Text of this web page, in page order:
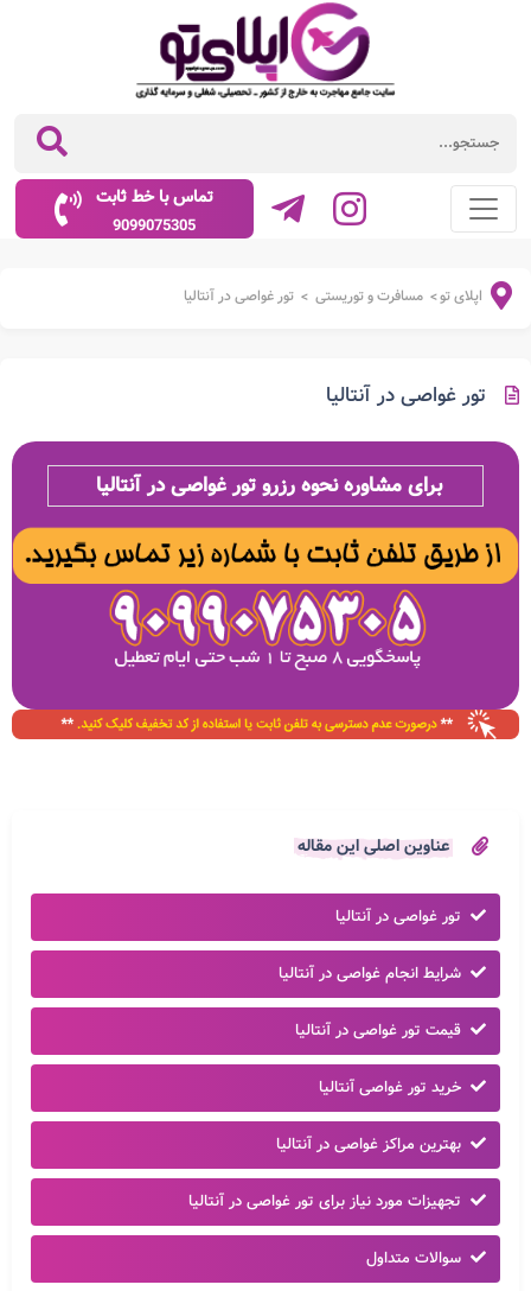
تماس با خط ثابت
9099075305
اپلای تو> مسافرت و توریستی > تور غواصی در آنتالیا
تور غواصی در آنتالیا
برای مشاوره نحوه رزرو تور غواصی در آنتالیا
عناوین اصلی این مقاله
تور غواصی در آنتالیا
شرایط انجام غواصی در آنتالیا
قیمت تور غواصی در آنتالیا
خرید تور غواصی آنتالیا
بهترین مراکز غواصی در آنتالیا
تجهیزات مورد نیاز برای تور غواصی در آنتالیا
سوالات متداول